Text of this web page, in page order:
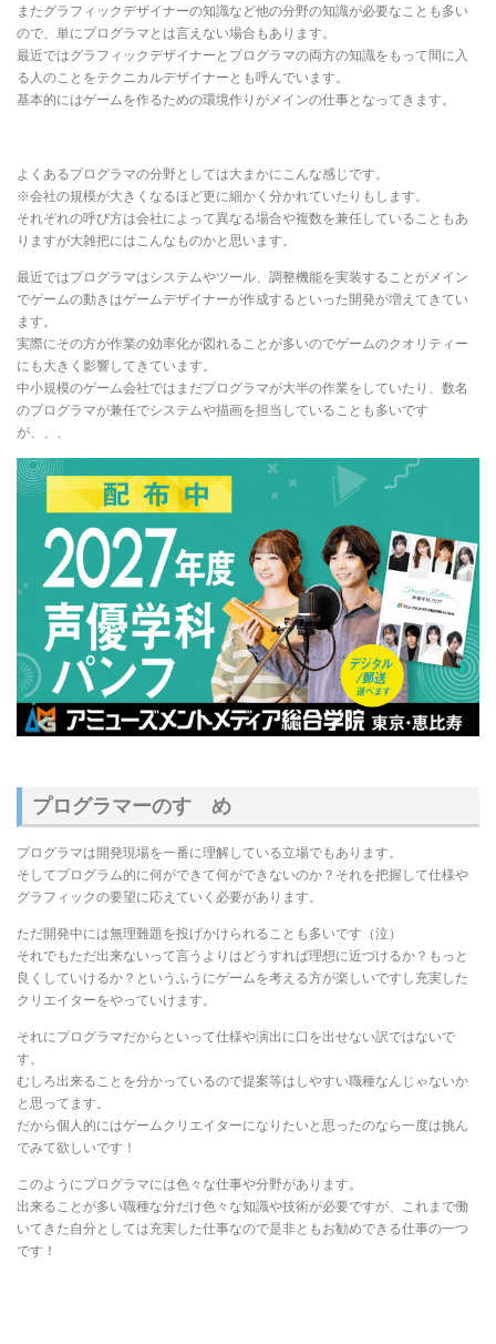
またグラフィックデザイナーの知識など他の分野の知識が必要なことも多い
ので、単にプログラマとは言えない場合もあります。
最近ではグラフィックデザイナーとプログラマの両方の知識をもって間に入
る人のことをテクニカルデザイナーとも呼んでいます。
基本的にはゲームを作るための環境作りがメインの仕事となってきます。
よくあるプログラマの分野としては大まかにこんな感じです。
※会社の規模が大きくなるほど更に細かく分かれていたりもします。
それぞれの呼び方は会社によって異なる場合や複数を兼任していることもあ
りますが大雑把にはこんなものかと思います。
最近ではプログラマはシステムやツール、調整機能を実装することがメイン
でゲームの動きはゲームデザイナーが作成するといった開発が増えてきてい
ます。
実際にその方が作業の効率化が図れることが多いのでゲームのクオリティー
にも大きく影響してきています。
中小規模のゲーム会社ではまだプログラマが大半の作業をしていたり、数名
のプログラマが兼任でシステムや描画を担当していることも多いです
が、、、
プログラマーのすゝめ
プログラマは開発現場を一番に理解している立場でもあります。
そしてプログラム的に何ができて何ができないのか？それを把握して仕様や
グラフィックの要望に応えていく必要があります。
ただ開発中には無理難題を投げかけられることも多いです（泣）
それでもただ出来ないって言うよりはどうすれば理想に近づけるか？もっと
良くしていけるか？というふうにゲームを考える方が楽しいですし充実した
クリエイターをやっていけます。
それにプログラマだからといって仕様や演出に口を出せない訳ではないで
す。
むしろ出来ることを分かっているので提案等はしやすい職種なんじゃないか
と思ってます。
だから個人的にはゲームクリエイターになりたいと思ったのなら一度は挑ん
でみて欲しいです！
このようにプログラマには色々な仕事や分野があります。
出来ることが多い職種な分だけ色々な知識や技術が必要ですが、これまで働
いてきた自分としては充実した仕事なので是非ともお勧めできる仕事の一つ
です！